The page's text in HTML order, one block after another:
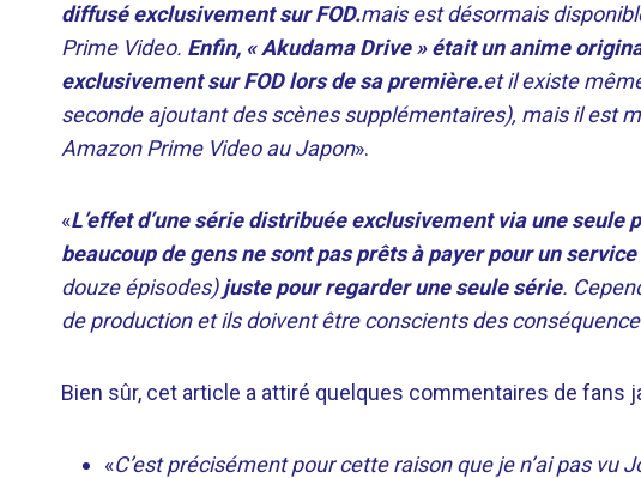
diffusé exclusivement sur FOD.mais est désormais
Prime Video. Enfin, « Akudama Drive » était un anime
exclusivement sur FOD lors de sa première.et il existe
seconde ajoutant des scènes supplémentaires), mais il est
Amazon Prime Video au Japon».
«L’effet d’une série distribuée exclusivement via une
beaucoup de gens ne sont pas prêts à payer pour un
douze épisodes)juste pour regarder une seule série.
de production et ils doivent être conscients des
Bien sûr, cet article a attiré quelques commentaires de fans
«C’est précisément pour cette raison que je n’ai pas vu